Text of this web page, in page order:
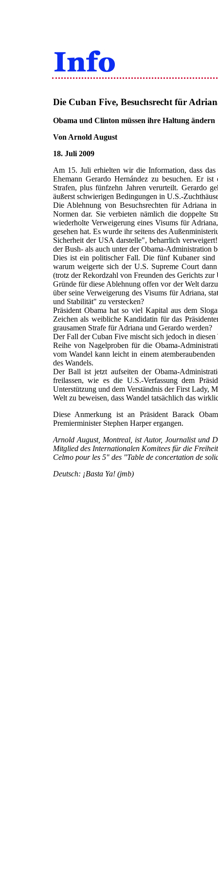
Die Cuban Five, Besuchsrecht für
Obama und Clinton müssen ihre Haltung ändern
Von Arnold August
18. Juli 2009
Am 15. Juli erhielten wir die Information, dass
Ehemann Gerardo Hernández zu besuchen. Er
Strafen, plus fünfzehn Jahren verurteilt. Gerardo
äußerst schwierigen Bedingungen in U.S.-
Die Ablehnung von Besuchsrechten für Adriana
Normen dar. Sie verbieten nämlich die doppelte
wiederholte Verweigerung eines Visums für
gesehen hat. Es wurde ihr seitens des
Sicherheit der USA darstelle", beharrlich
der Bush- als auch unter der Obama-Administration
Dies ist ein politischer Fall. Die fünf Kubaner sind
warum weigerte sich der U.S. Supreme Court
(trotz der Rekordzahl von Freunden des Gerichts
Gründe für diese Ablehnung offen vor der Welt
über seine Verweigerung des Visums für Adriana,
und Stabilität" zu verstecken?
Präsident Obama hat so viel Kapital aus dem
Zeichen als weibliche Kandidatin für das
grausamen Strafe für Adriana und Gerardo werden?
Der Fall der Cuban Five mischt sich jedoch in
Reihe von Nagelproben für die Obama-
vom Wandel kann leicht in einem
des Wandels.
Der Ball ist jetzt aufseiten der Obama-
freilassen, wie es die U.S.-Verfassung dem
Unterstützung und dem Verständnis der First Lady,
Welt zu beweisen, dass Wandel tatsächlich das
Diese Anmerkung ist an Präsident Barack
Premierminister Stephen Harper ergangen.
Arnold August, Montreal, ist Autor, Journalist und
Mitglied des Internationalen Komitees für die
Celmo pour les 5" des "Table de concertation de
Deutsch: ¡Basta Ya! (jmb)